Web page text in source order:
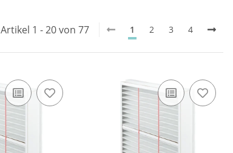
Artikel 1 - 20 von 77 1 2 3 4